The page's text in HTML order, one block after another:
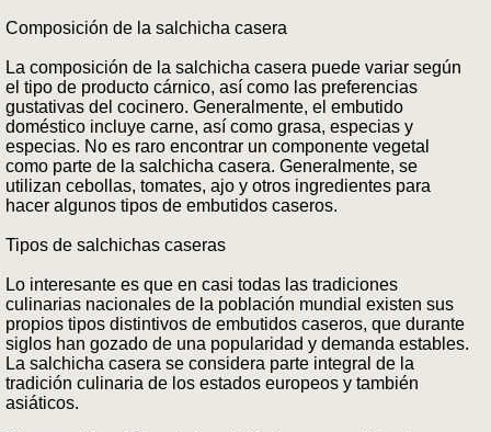
Composición de la salchicha casera
La composición de la salchicha casera puede variar según
el tipo de producto cárnico, así como las preferencias
gustativas del cocinero. Generalmente, el embutido
doméstico incluye carne, así como grasa, especias y
especias. No es raro encontrar un componente vegetal
como parte de la salchicha casera. Generalmente, se
utilizan cebollas, tomates, ajo y otros ingredientes para
hacer algunos tipos de embutidos caseros.
Tipos de salchichas caseras
Lo interesante es que en casi todas las tradiciones
culinarias nacionales de la población mundial existen sus
propios tipos distintivos de embutidos caseros, que durante
siglos han gozado de una popularidad y demanda estables.
La salchicha casera se considera parte integral de la
tradición culinaria de los estados europeos y también
asiáticos.